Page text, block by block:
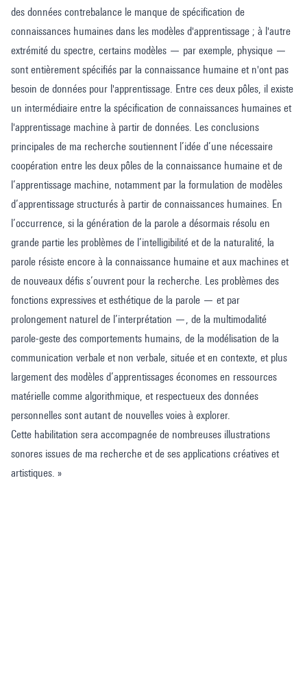
des données contrebalance le manque de spécification de
connaissances humaines dans les modèles d'apprentissage ; à l'autre
extrémité du spectre, certains modèles — par exemple, physique —
sont entièrement spécifiés par la connaissance humaine et n'ont pas
besoin de données pour l'apprentissage. Entre ces deux pôles, il existe
un intermédiaire entre la spécification de connaissances humaines et
l'apprentissage machine à partir de données. Les conclusions
principales de ma recherche soutiennent l’idée d’une nécessaire
coopération entre les deux pôles de la connaissance humaine et de
l’apprentissage machine, notamment par la formulation de modèles
d’apprentissage structurés à partir de connaissances humaines. En
l’occurrence, si la génération de la parole a désormais résolu en
grande partie les problèmes de l’intelligibilité et de la naturalité, la
parole résiste encore à la connaissance humaine et aux machines et
de nouveaux défis s’ouvrent pour la recherche. Les problèmes des
fonctions expressives et esthétique de la parole — et par
prolongement naturel de l’interprétation —, de la multimodalité
parole-geste des comportements humains, de la modélisation de la
communication verbale et non verbale, située et en contexte, et plus
largement des modèles d’apprentissages économes en ressources
matérielle comme algorithmique, et respectueux des données
personnelles sont autant de nouvelles voies à explorer.
Cette habilitation sera accompagnée de nombreuses illustrations
sonores issues de ma recherche et de ses applications créatives et
artistiques. »